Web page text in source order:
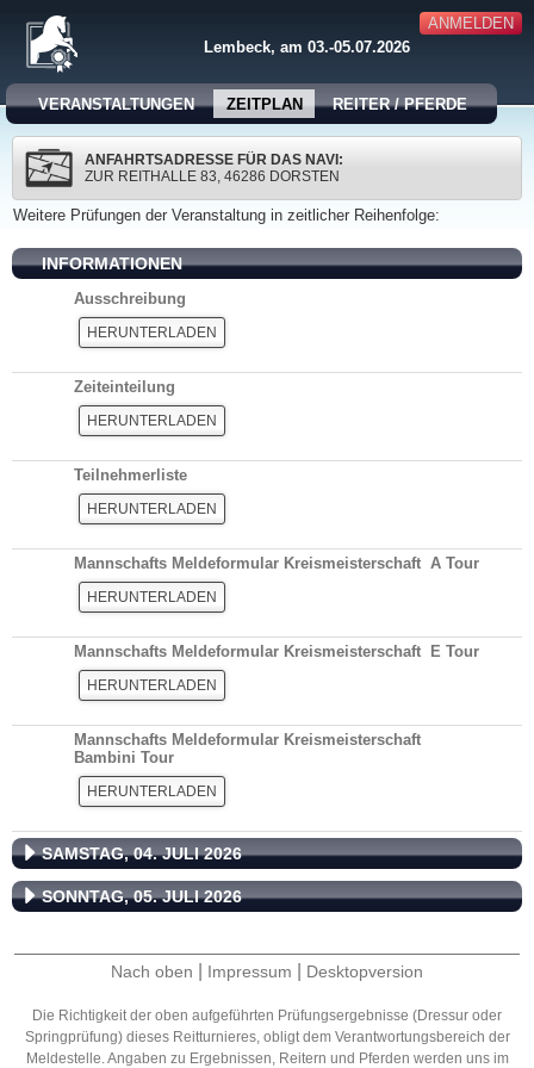
ANMELDEN
Lembeck, am 03.-05.07.2026
VERANSTALTUNGEN ZEITPLAN REITER / PFERDE
ANFAHRTSADRESSE FÜR DAS NAVI:
ZUR REITHALLE 83, 46286 DORSTEN
Weitere Prüfungen der Veranstaltung in zeitlicher Reihenfolge:
INFORMATIONEN
Ausschreibung
HERUNTERLADEN
Zeiteinteilung
HERUNTERLADEN
Teilnehmerliste
HERUNTERLADEN
Mannschafts Meldeformular Kreismeisterschaft A Tour
HERUNTERLADEN
Mannschafts Meldeformular Kreismeisterschaft E Tour
HERUNTERLADEN
Mannschafts Meldeformular Kreismeisterschaft
Bambini Tour
HERUNTERLADEN
SAMSTAG, 04. JULI 2026
SONNTAG, 05. JULI 2026
Nach oben Impressum Desktopversion
Die Richtigkeit der oben aufgeführten Prüfungsergebnisse (Dressur oder
Springprüfung) dieses Reitturnieres, obligt dem Verantwortungsbereich der
Meldestelle. Angaben zu Ergebnissen, Reitern und Pferden werden uns im